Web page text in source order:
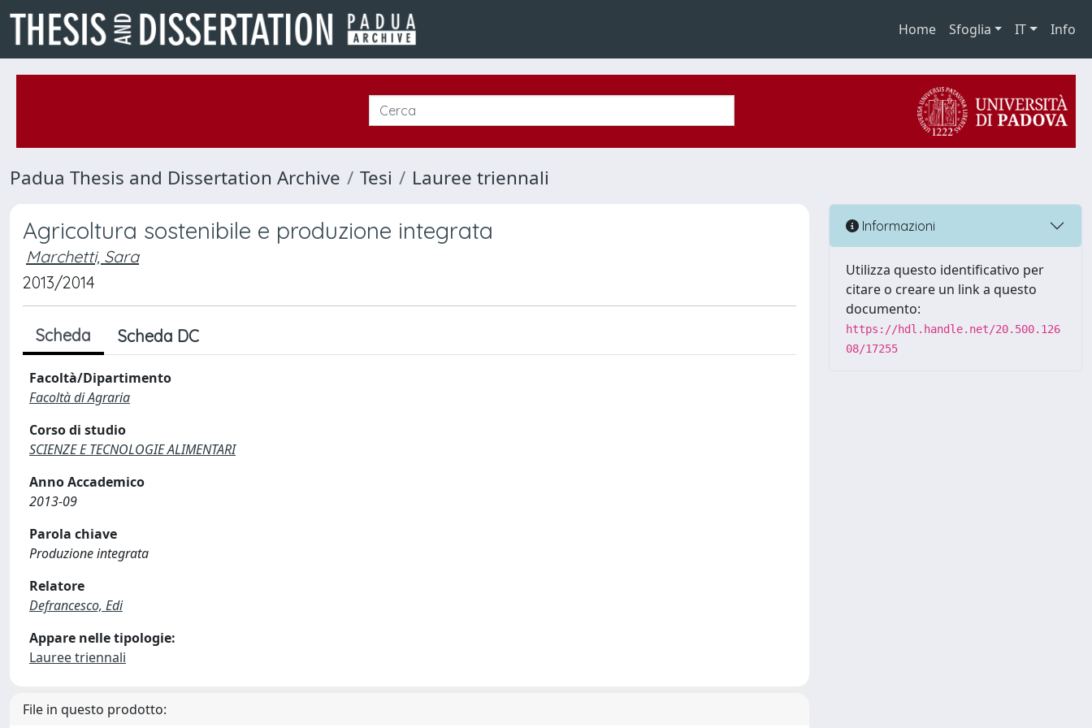
Home Sfoglia IT Info
Padua Thesis and Dissertation Archive Tesi Lauree triennali
Agricoltura sostenibile e produzione integrata
Marchetti, Sara
2013/2014
Scheda Scheda DC
Facoltà/Dipartimento
Facoltà di Agraria
Corso di studio
SCIENZE E TECNOLOGIE ALIMENTARI
Anno Accademico
2013-09
Parola chiave
Produzione integrata
Relatore
Defrancesco, Edi
Appare nelle tipologie:
Lauree triennali
File in questo prodotto:
Informazioni
Utilizza questo identificativo per
citare o creare un link a questo
documento:
https://hdl.handle.net/20.500.126
08/17255